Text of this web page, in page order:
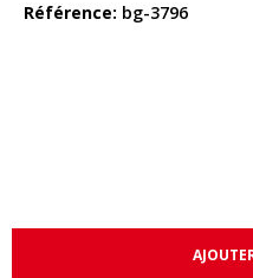
Référence bg-3796